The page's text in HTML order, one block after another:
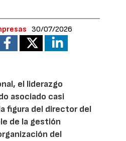
30/07/2026
el liderazgo
asociado casi
figura del director del
de la gestión
del